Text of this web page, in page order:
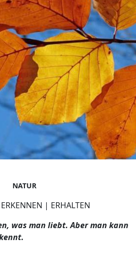
NATUR
| ERHALTEN
was man liebt. Aber man kann